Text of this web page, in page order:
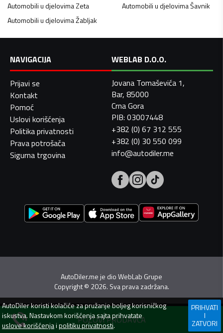
POZOVI PRODAVCA
Automobili u djelovimaZeta Automobili u djelovimaŠavnik
Automobili u djelovimaŽabljak
NAVIGACIJA
Prijavi se
Kontakt
Pomoć
Uslovi korišćenja
Politika privatnosti
Prava potrošača
Sigurna trgovina
WEBLAB D.O.O.
Jovana Tomaševića 1,
Bar, 85000
Crna Gora
PIB: 03007448
+382 (0) 67 312 555
+382 (0) 30 550 099
info@autodiler.me
AutoDiler.me je dioWebLab Grupe
Copyright© 2026. Sva prava zadržana.
AutoDilerkoristi kolačiće za pružanje boljeg korisničkog
iskustva. Nastavkom korišćenja sajta prihvatate
uslove korišćenjaipolitiku privatnosti.
PRIHVATI
I
ZATVORI